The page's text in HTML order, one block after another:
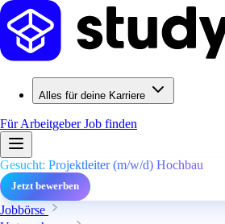
Alles für deine Karriere
Für ArbeitgeberJob finden
Gesucht: Projektleiter (m/w/d) Hochbau
Jetzt bewerben
Jobbörse